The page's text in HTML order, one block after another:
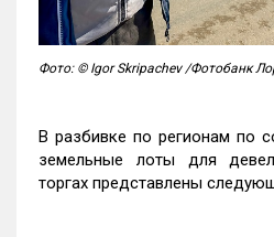
Фото: © Igor Skripachev /Фотобанк
В разбивке по регионам по
земельные лоты для
торгах представлены